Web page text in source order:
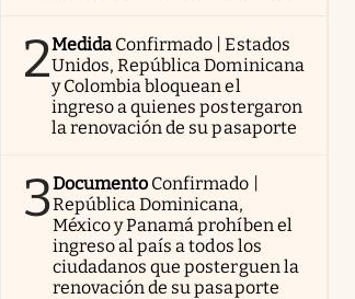
2Medida Confirmado | Estados
Unidos, República Dominicana
y Colombia bloquean el
ingreso a quienes postergaron
la renovación de su pasaporte
3Documento Confirmado |
República Dominicana,
México y Panamá prohíben el
ingreso al país a todos los
ciudadanos que posterguen la
renovación de su pasaporte